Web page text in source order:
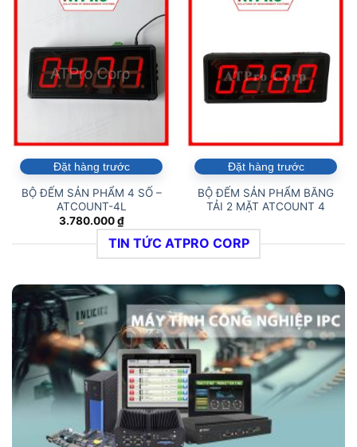
Đặt hàng trước
BỘ ĐẾM SẢN PHẨM 4 SỐ –
ATCOUNT-4L
3.780.000₫
Đặt hàng trước
BỘ ĐẾM SẢN PHẨM BĂNG
TẢI 2 MẶT ATCOUNT 4
TIN TỨC ATPRO CORP